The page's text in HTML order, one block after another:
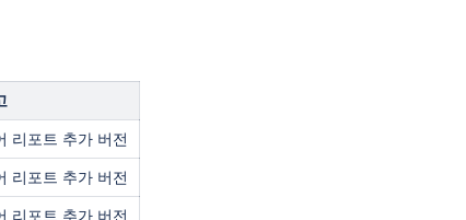
리포트 추가 버전
리포트 추가 버전
리포트 추가 버전